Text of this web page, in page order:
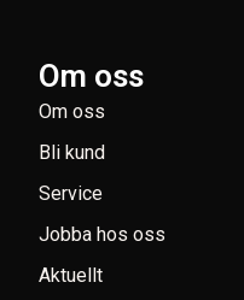
Om oss
Om oss
Bli kund
Service
Jobba hos oss
Aktuellt